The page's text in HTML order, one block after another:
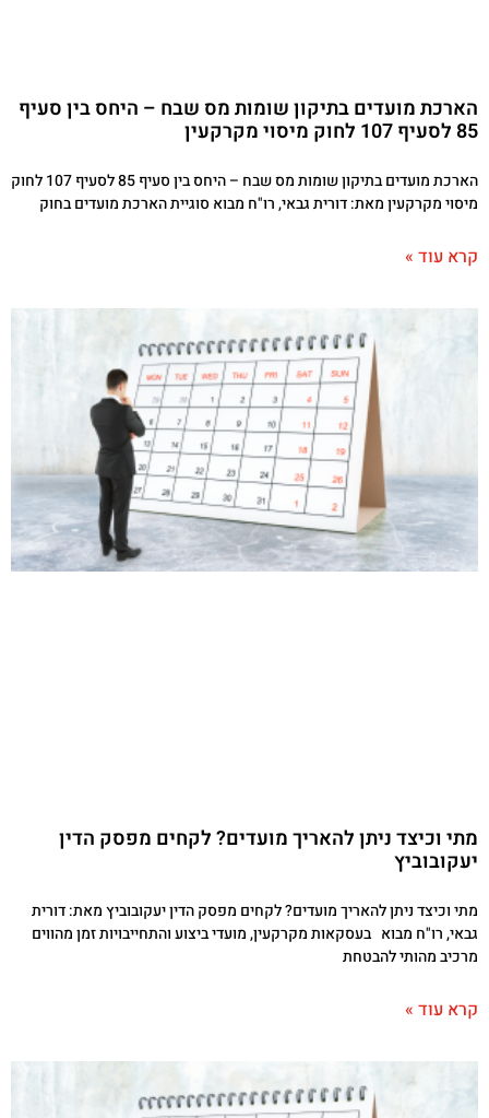
הארכת מועדים בתיקון שומות מס שבח – היחס בין סעיף
85 לסעיף 107 לחוק מיסוי מקרקעין
הארכת מועדים בתיקון שומות מס שבח – היחס בין סעיף 85 לסעיף 107 לחוק
מיסוי מקרקעין מאת: דורית גבאי, רו"ח מבוא סוגיית הארכת מועדים בחוק
קרא עוד »
מתי וכיצד ניתן להאריך מועדים? לקחים מפסק הדין
יעקובוביץ
מתי וכיצד ניתן להאריך מועדים? לקחים מפסק הדין יעקובוביץ מאת: דורית
גבאי, רו"ח מבוא בעסקאות מקרקעין, מועדי ביצוע והתחייבויות זמן מהווים
מרכיב מהותי להבטחת
קרא עוד »